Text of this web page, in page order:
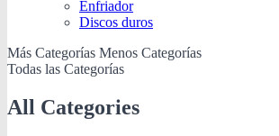
Enfriador
Discos duros
Más Categorías Menos Categorías
Todas las Categorías
All Categories